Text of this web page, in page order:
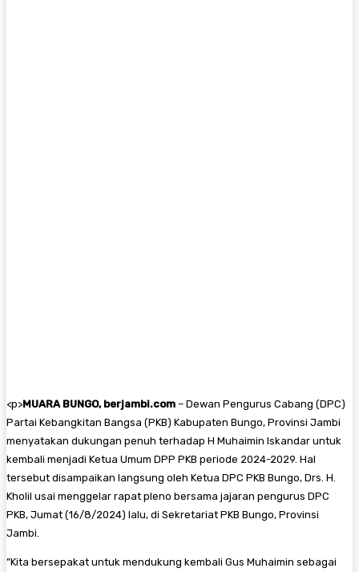
<p>MUARA BUNGO, berjambi.com – Dewan Pengurus Cabang (DPC)
Partai Kebangkitan Bangsa (PKB) Kabupaten Bungo, Provinsi Jambi
menyatakan dukungan penuh terhadap H Muhaimin Iskandar untuk
kembali menjadi Ketua Umum DPP PKB periode 2024-2029. Hal
tersebut disampaikan langsung oleh Ketua DPC PKB Bungo, Drs. H.
Kholil usai menggelar rapat pleno bersama jajaran pengurus DPC
PKB, Jumat (16/8/2024) lalu, di Sekretariat PKB Bungo, Provinsi
Jambi.
”Kita bersepakat untuk mendukung kembali Gus Muhaimin sebagai